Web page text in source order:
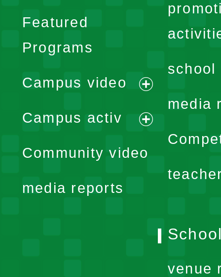
school
media
Featured
Programs
Campus video
expand
menu
Campus activ
expand
Community video
media reports
venue